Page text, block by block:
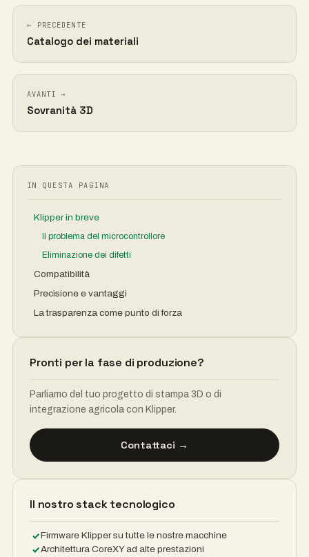
← PRECEDENTE
Catalogo dei materiali
AVANTI →
Sovranità 3D
IN QUESTA PAGINA
Klipper in breve
Il problema del microcontrollore
Eliminazione dei difetti
Compatibilità
Precisione e vantaggi
La trasparenza come punto di forza
Pronti per la fase di produzione?
Parliamo del tuo progetto di stampa 3D o di
integrazione agricola con Klipper.
Contattaci →
Il nostro stack tecnologico
Firmware Klipper su tutte le nostre macchine
Architettura CoreXY ad alte prestazioni